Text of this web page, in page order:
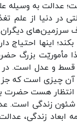
به وسیله‌
دنیا از علم
سرزمین‌های
اینها
مأموریّت بزرگ
قسط و عدل است. در
آن چیزی است
هست حضرت
زندگی است.
زندگی،